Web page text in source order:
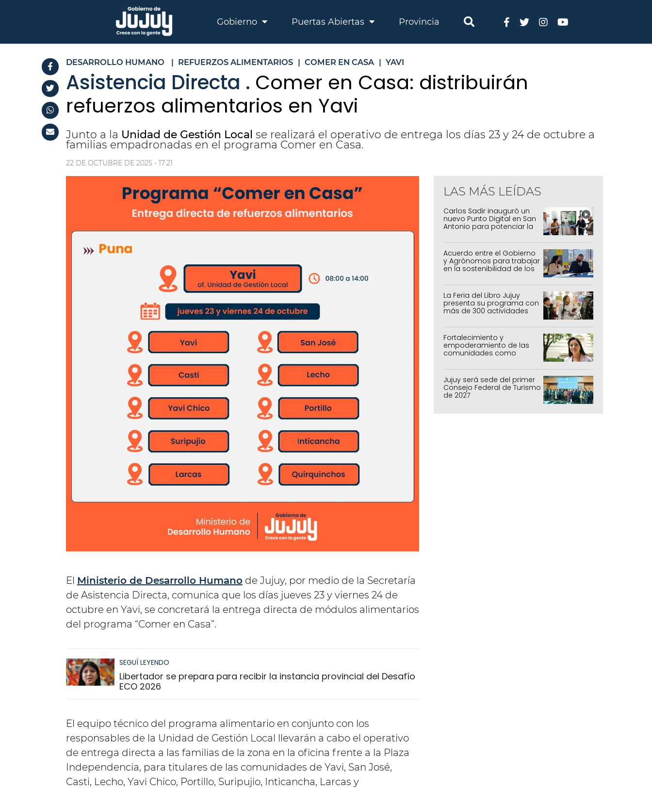
Gobierno Puertas Abiertas Provincia
DESARROLLO HUMANO | REFUERZOS ALIMENTARIOS | COMER EN CASA | YAVI
Asistencia Directa . Comer en Casa: distribuirán
refuerzos alimentarios en Yavi
Junto a la Unidad de Gestión Local se realizará el operativo de entrega los días 23 y 24 de octubre a
familias empadronadas en el programa Comer en Casa.
22 DE OCTUBRE DE 2025 - 17:21
El Ministerio de Desarrollo Humano de Jujuy, por medio de la Secretaría
de Asistencia Directa, comunica que los días jueves 23 y viernes 24 de
octubre en Yavi, se concretará la entrega directa de módulos alimentarios
del programa “Comer en Casa”.
SEGUÍ LEYENDO
Libertador se prepara para recibir la instancia provincial del Desafío
ECO 2026
El equipo técnico del programa alimentario en conjunto con los
responsables de la Unidad de Gestión Local llevarán a cabo el operativo
de entrega directa a las familias de la zona en la oficina frente a la Plaza
Independencia, para titulares de las comunidades de Yavi, San José,
Casti, Lecho, Yavi Chico, Portillo, Suripujio, Inticancha, Larcas y
LAS MÁS LEÍDAS
Carlos Sadir inauguró un
nuevo Punto Digital en San
Antonio para potenciar la
Acuerdo entre el Gobierno
y Agrónomos para trabajar
en la sostenibilidad de los
agrícolas, pecuarios y
forestal
La Feria del Libro Jujuy
presenta su programa con
más de 300 actividades
Fortalecimiento y
empoderamiento de las
comunidades como
Jujuy será sede del primer
Consejo Federal de Turismo
de 2027